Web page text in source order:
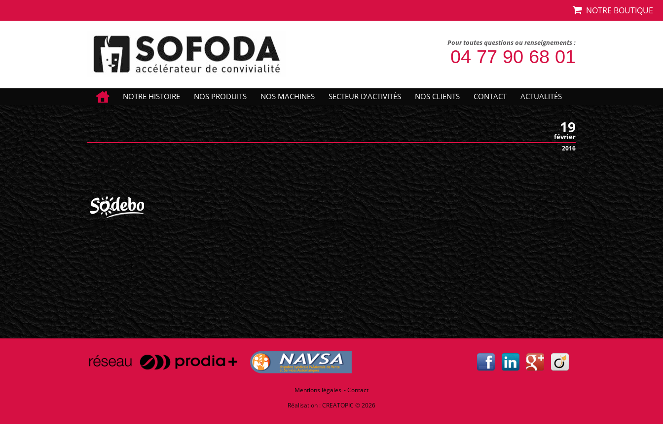
NOTRE BOUTIQUE
Pour toutes questions ou renseignements :
04 77 90 68 01
NOTRE HISTOIRE NOS PRODUITS NOS MACHINES SECTEUR D’ACTIVITÉS NOS CLIENTS CONTACT ACTUALITÉS
19
février
2016
sodebo
Mentions légales
Contact
Réalisation :CREATOPIC © 2026